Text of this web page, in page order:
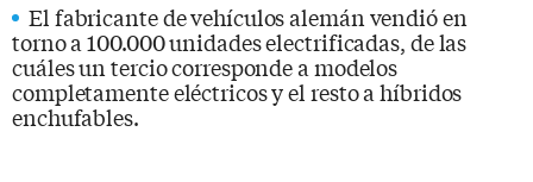
El fabricante de vehículos alemán vendió en
torno a 100.000 unidades electrificadas, de las
cuáles un tercio corresponde a modelos
completamente eléctricos y el resto a híbridos
enchufables.